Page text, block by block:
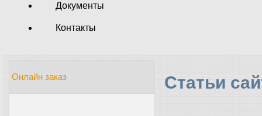
Документы
Контакты
Онлайн заказ Статьи